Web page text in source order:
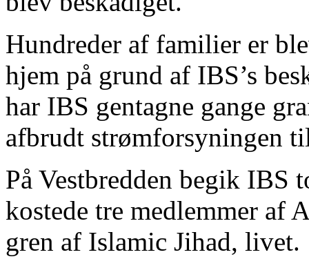
Hundreder af familier er
hjem på grund af IBS’s
har IBS gentagne gange
afbrudt strømforsyningen
På Vestbredden begik IBS
kostede tre medlemmer af
gren af Islamic Jihad, livet.